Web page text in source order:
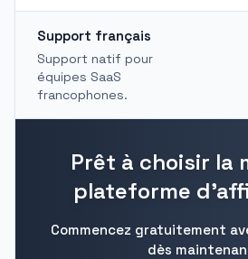
Support français
Support natif pour
équipes SaaS
francophones.
Prêt à choisir la
plateforme
Commencez gratuitement
dès